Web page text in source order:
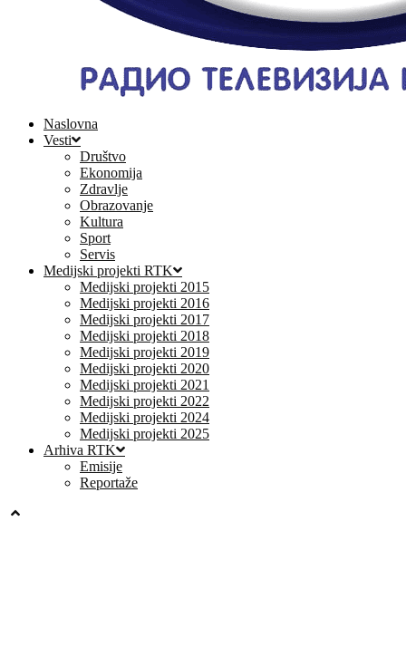
Naslovna
Vesti
Društvo
Ekonomija
Zdravlje
Obrazovanje
Kultura
Sport
Servis
Medijski projekti RTK
Medijski projekti 2015
Medijski projekti 2016
Medijski projekti 2017
Medijski projekti 2018
Medijski projekti 2019
Medijski projekti 2020
Medijski projekti 2021
Medijski projekti 2022
Medijski projekti 2024
Medijski projekti 2025
Arhiva RTK
Emisije
Reportaže